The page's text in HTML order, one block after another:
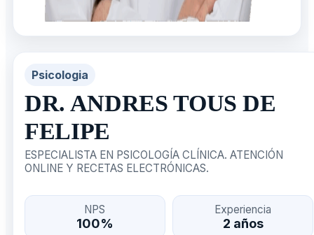
Psicologia
DR. ANDRES TOUS DE
FELIPE
ESPECIALISTA EN PSICOLOGÍA CLÍNICA. ATENCIÓN
ONLINE Y RECETAS ELECTRÓNICAS.
NPS
100%
Experiencia
2 años